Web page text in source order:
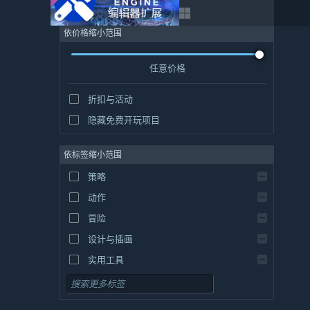
依价格缩小范围
任意价格
折扣与活动
隐藏免费开玩项目
依标签缩小范围
策略
动作
冒险
设计与插画
实用工具
免费开玩